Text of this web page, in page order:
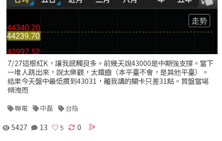
7/27這根紅K，讓我感觸良多。前幾天說43000是中期強支撐。當下
一堆人跳出來，說太樂觀，太鐵齒（本平臺不會，是其他平臺）。
結果今天盤中最低摜到43031，離我講的關卡只差31點。買盤當場
傾洩而
聯電 中磊 台指
5427 13 0